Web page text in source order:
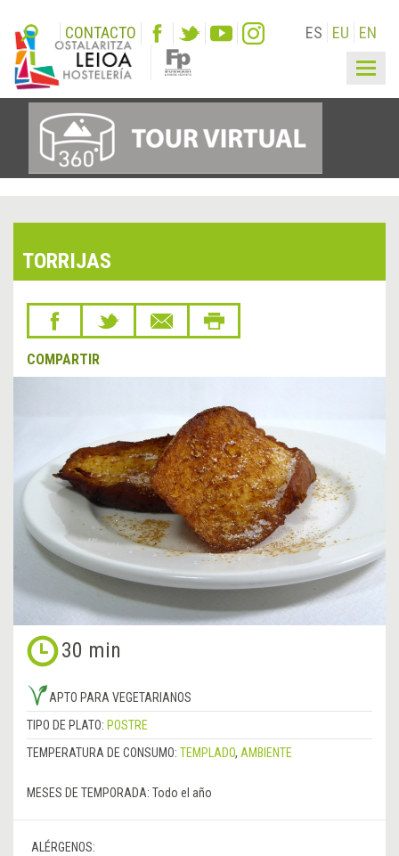
CONTACTO ES EU EN
TORRIJAS
COMPARTIR
30 min
APTO PARA VEGETARIANOS
TIPO DE PLATO: POSTRE
TEMPERATURA DE CONSUMO: TEMPLADO, AMBIENTE
MESES DE TEMPORADA: Todo el año
ALÉRGENOS: